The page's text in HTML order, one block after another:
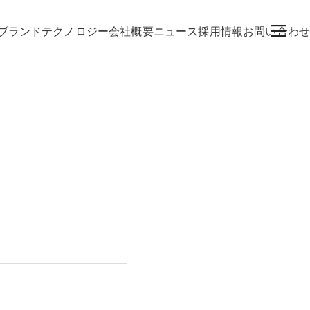
ランドテクノロジー会社概要ニュース採用情報お問い合わせ